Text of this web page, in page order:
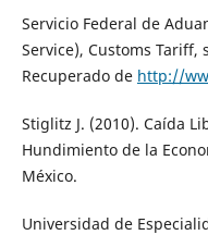
Servicio Federal de
Service), Customs Tariff,
Recuperado de http://
Stiglitz J. (2010). Caída
Hundimiento de la
México.
Universidad de